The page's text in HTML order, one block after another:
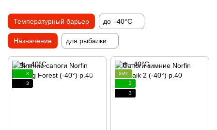
Температурный барьер до –40°C
Назначение для рыбалки
3
3
ХИТ
3
3